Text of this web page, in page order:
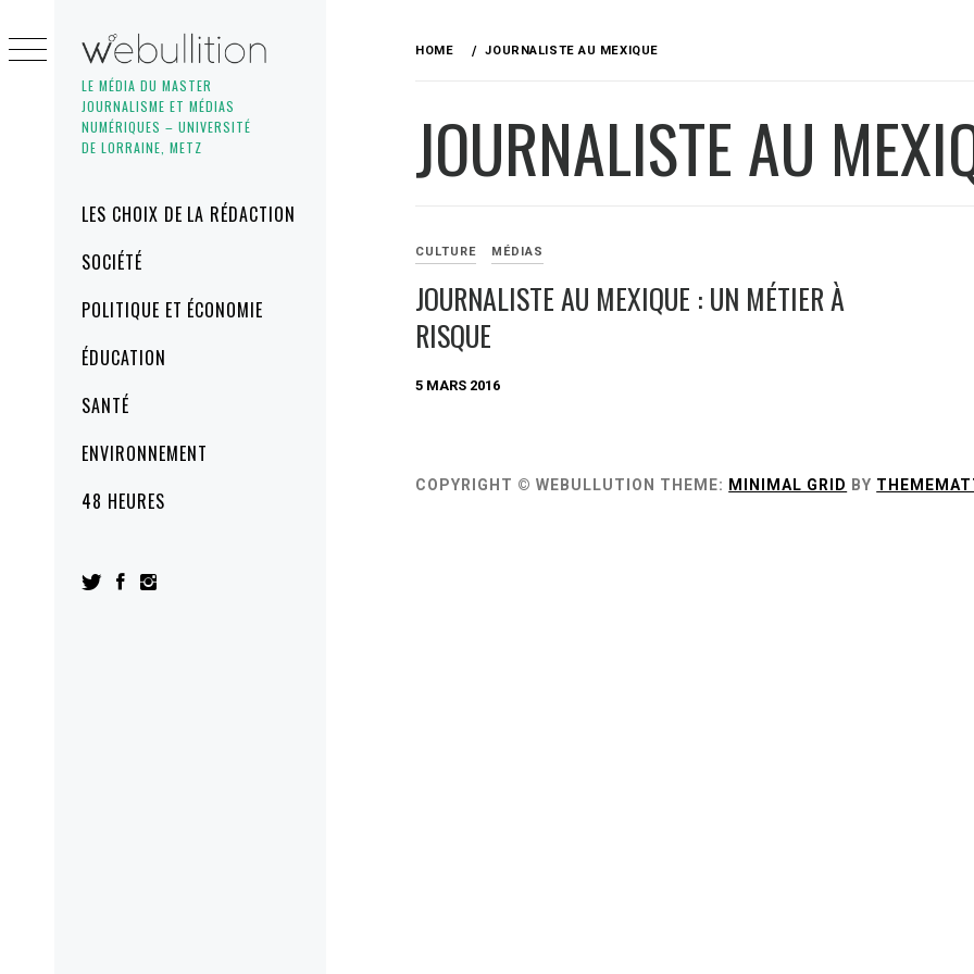
LE MÉDIA DU MASTER
JOURNALISME ET MÉDIAS
NUMÉRIQUES – UNIVERSITÉ
DE LORRAINE, METZ
MenuLES CHOIX DE LA RÉDACTION
SOCIÉTÉ
POLITIQUE ET ÉCONOMIE
ÉDUCATION
SANTÉ
ENVIRONNEMENT
48 HEURES
to
content
HOME JOURNALISTE AU MEXIQUE
JOURNALISTE AU
CULTURE MÉDIAS
JOURNALISTE AU MEXIQUE : UN MÉTIER À
RISQUE
5 MARS 2016
COPYRIGHT © WEBULLUTION THEME: MINIMAL GRID BY